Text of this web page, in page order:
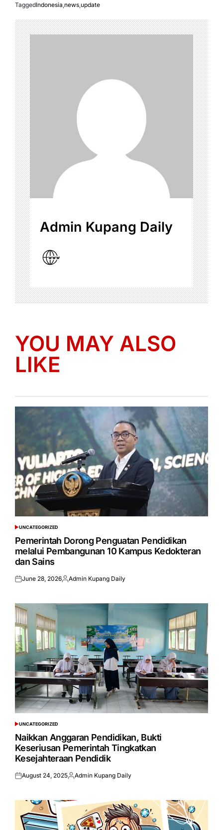
TaggedIndonesia news update
Admin Kupang Daily
YOU MAY ALSO
LIKE
POSTED
IN
UNCATEGORIZED
Pemerintah Dorong Penguatan Pendidikan
melalui Pembangunan 10 Kampus Kedokteran
dan Sains
Posted
June 28, 2026Posted
Admin Kupang Daily
POSTED
IN
UNCATEGORIZED
Naikkan Anggaran Pendidikan, Bukti
Keseriusan Pemerintah Tingkatkan
Kesejahteraan Pendidik
Posted
August 24, 2025Posted
Admin Kupang Daily